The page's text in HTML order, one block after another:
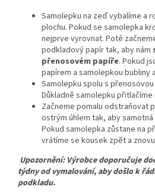
Samolepku na zeď vybalíme a
plochu. Pokud se samolepka
nejprve vyrovnat. Poté
podkladový papír tak, aby nám
přenosovém papíře. Pokud
papírem a samolepkou bubliny
Samolepku spolu s
Důkladně samolepku
Začneme pomalu odstraňovat
ostrým úhlem tak, aby
Pokud samolepka zůstane na
vrátíme se kousek zpět a
Upozornění: Výrobce doporučuje
týdny od vymalování, aby došlo k
podkladu.